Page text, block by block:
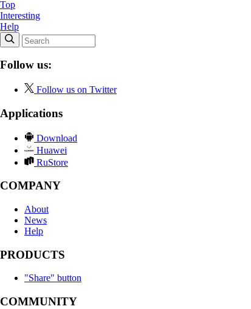
Top
Interesting
Help
Follow us:
Follow us on Twitter
Applications
Download
Huawei
RuStore
COMPANY
About
News
Help
PRODUCTS
"Share" button
COMMUNITY